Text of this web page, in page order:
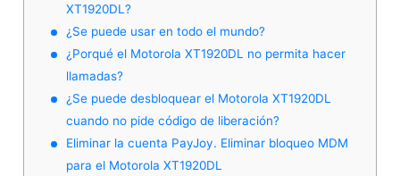
XT1920DL?
¿Se puede usar en todo el mundo?
¿Porqué el Motorola XT1920DL no permita hacer
llamadas?
¿Se puede desbloquear el Motorola XT1920DL
cuando no pide código de liberación?
Eliminar la cuenta PayJoy. Eliminar bloqueo MDM
para el Motorola XT1920DL